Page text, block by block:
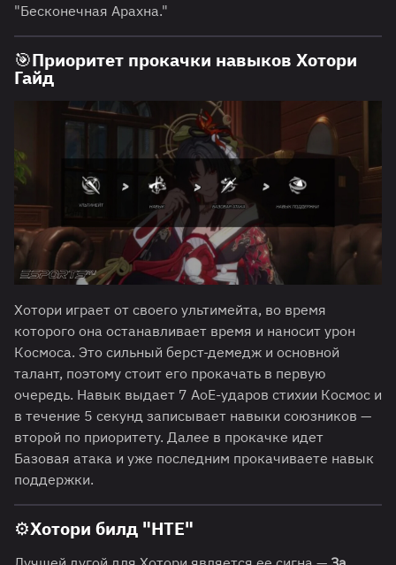
"Бесконечная Арахна."
🎯Приоритет прокачки навыков Хотори
Гайд
Хотори играет от своего ультимейта, во время
которого она останавливает время и наносит урон
Космоса. Это сильный берст-демедж и основной
талант, поэтому стоит его прокачать в первую
очередь. Навык выдает 7 АoЕ-ударов стихии Космос и
в течение 5 секунд записывает навыки союзников —
второй по приоритету. Далее в прокачке идет
Базовая атака и уже последним прокачиваете навык
поддержки.
⚙️Хотори билд "НТЕ"